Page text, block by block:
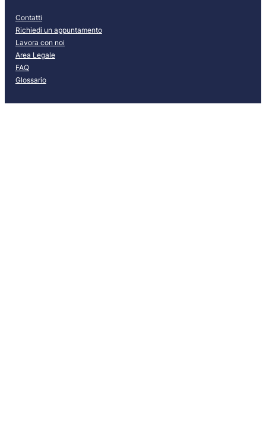
Contatti
Richiedi un appuntamento
Lavora con noi
Area Legale
FAQ
Glossario